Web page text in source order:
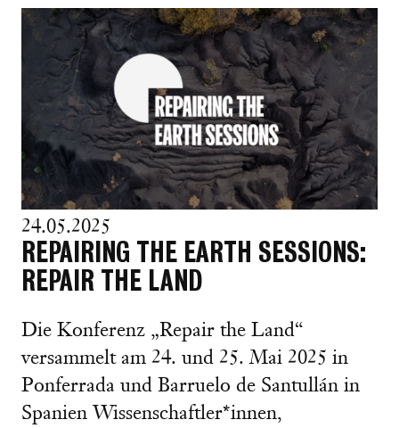
24.05.2025
REPAIRING THE EARTH SESSIONS:
REPAIR THE LAND
Die Konferenz „Repair the Land“
versammelt am 24. und 25. Mai 2025 in
Ponferrada und Barruelo de Santullán in
Spanien Wissenschaftler*innen,